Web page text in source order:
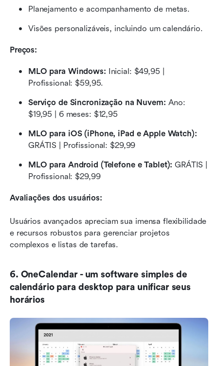
Planejamento e acompanhamento de metas.
Visões personalizáveis, incluindo um calendário.
Preços:
MLO para Windows: Inicial: $49,95 |
Profissional: $59,95.
Serviço de Sincronização na Nuvem: Ano:
$19,95 | 6 meses: $12,95
MLO para iOS (iPhone, iPad e Apple Watch):
GRÁTIS | Profissional: $29,99
MLO para Android (Telefone e Tablet): GRÁTIS |
Profissional: $29,99
Avaliações dos usuários:
Usuários avançados apreciam sua imensa flexibilidade
e recursos robustos para gerenciar projetos
complexos e listas de tarefas.
6. OneCalendar - um software simples de
calendário para desktop para unificar seus
horários